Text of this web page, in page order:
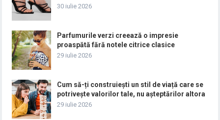
30 iulie 2026
Parfumurile verzi creează o impresie
proaspătă fără notele citrice clasice
29 iulie 2026
Cum să-ți construiești un stil de viață care se
potrivește valorilor tale, nu așteptărilor altora
29 iulie 2026